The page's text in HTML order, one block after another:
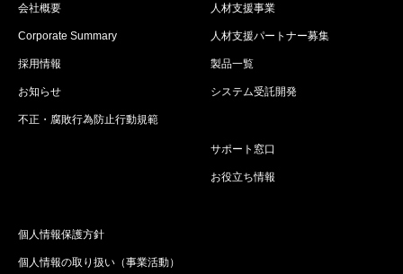
会社概要
Corporate Summary
採用情報
お知らせ
不正・腐敗行為防止行動規範
人材支援事業
人材支援パートナー募集
製品一覧
システム受託開発
サポート窓口
お役立ち情報
個人情報保護方針
個人情報の取り扱い（事業活動）